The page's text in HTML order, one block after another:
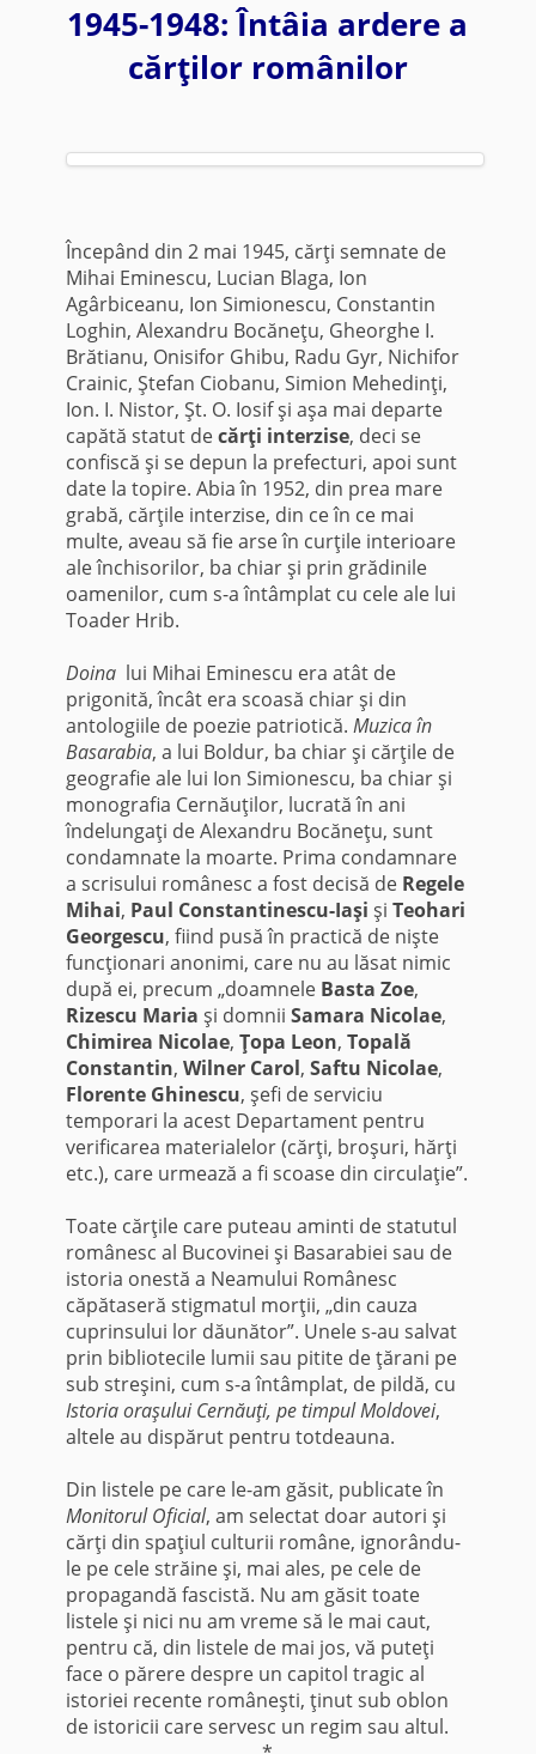
1945-1948: Întâia ardere a
cărţilor românilor
Începând din 2 mai 1945, cărţi semnate de
Mihai Eminescu, Lucian Blaga, Ion
Agârbiceanu, Ion Simionescu, Constantin
Loghin, Alexandru Bocăneţu, Gheorghe I.
Brătianu, Onisifor Ghibu, Radu Gyr, Nichifor
Crainic, Ştefan Ciobanu, Simion Mehedinţi,
Ion. I. Nistor, Şt. O. Iosif şi aşa mai departe
capătă statut decărţi interzise, deci se
confiscă şi se depun la prefecturi, apoi sunt
date la topire. Abia în 1952, din prea mare
grabă, cărţile interzise, din ce în ce mai
multe, aveau să fie arse în curţile interioare
ale închisorilor, ba chiar şi prin grădinile
oamenilor, cum s-a întâmplat cu cele ale lui
Toader Hrib.
Doina lui Mihai Eminescu era atât de
prigonită, încât era scoasă chiar şi din
antologiile de poezie patriotică. Muzica în
Basarabia, a lui Boldur, ba chiar şi cărţile de
geografie ale lui Ion Simionescu, ba chiar şi
monografia Cernăuţilor, lucrată în ani
îndelungaţi de Alexandru Bocăneţu, sunt
condamnate la moarte. Prima condamnare
a scrisului românesc a fost decisă de Regele
Mihai, Paul Constantinescu-Iaşi şi Teohari
Georgescu, fiind pusă în practică de nişte
funcţionari anonimi, care nu au lăsat nimic
după ei, precum „doamnele Basta Zoe,
Rizescu Maria şi domnii Samara Nicolae,
Chimirea Nicolae, Ţopa Leon, Topală
Constantin, Wilner Carol, Saftu Nicolae,
Florente Ghinescu, şefi de serviciu
temporari la acest Departament pentru
verificarea materialelor (cărţi, broşuri, hărţi
etc.), care urmează a fi scoase din circulaţie”.
Toate cărţile care puteau aminti de statutul
românesc al Bucovinei şi Basarabiei sau de
istoria onestă a Neamului Românesc
căpătaseră stigmatul morţii, „din cauza
cuprinsului lor dăunător”. Unele s-au salvat
prin bibliotecile lumii sau pitite de ţărani pe
sub streşini, cum s-a întâmplat, de pildă, cu
Istoria oraşului Cernăuţi, pe timpul Moldovei,
altele au dispărut pentru totdeauna.
Din listele pe care le-am găsit, publicate în
Monitorul Oficial, am selectat doar autori şi
cărţi din spaţiul culturii române, ignorându-
le pe cele străine şi, mai ales, pe cele de
propagandă fascistă. Nu am găsit toate
listele şi nici nu am vreme să le mai caut,
pentru că, din listele de mai jos, vă puteţi
face o părere despre un capitol tragic al
istoriei recente româneşti, ţinut sub oblon
de istoricii care servesc un regim sau altul.